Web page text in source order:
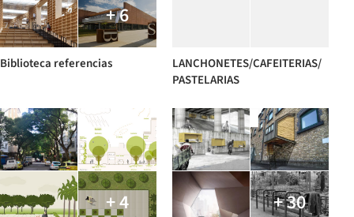
+ 6
Biblioteca referencias
LANCHONETES/CAFEITERIAS/
PASTELARIAS
+ 4 + 30